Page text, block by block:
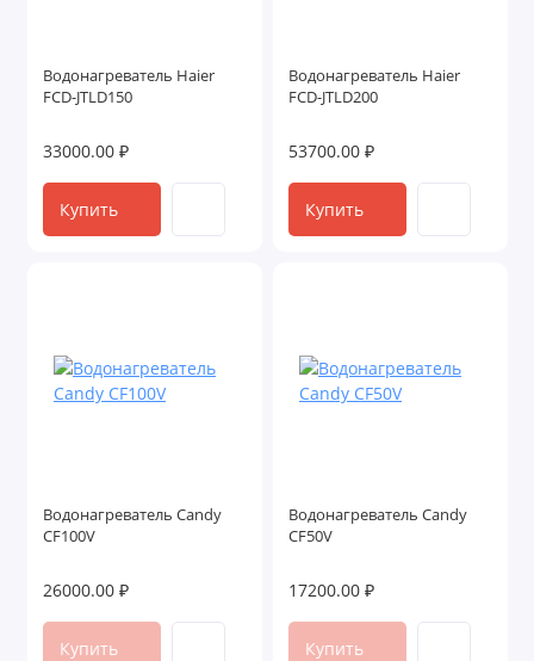
Водонагреватель Haier
FCD-JTLD150
33000.00 ₽
Купить
Водонагреватель Haier
FCD-JTLD200
53700.00 ₽
Купить
Водонагреватель Candy
CF100V
26000.00 ₽
Купить
Водонагреватель Candy
CF50V
17200.00 ₽
Купить